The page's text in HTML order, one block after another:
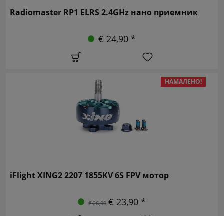
Radiomaster RP1 ELRS 2.4GHz нано приемник
€ 24,90 *
НАМАЛЕНО!
iFlight XING2 2207 1855KV 6S FPV мотор
€ 26,90 € 23,90 *